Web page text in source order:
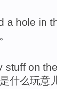
a hole in
。
stuff on the
是什么玩意